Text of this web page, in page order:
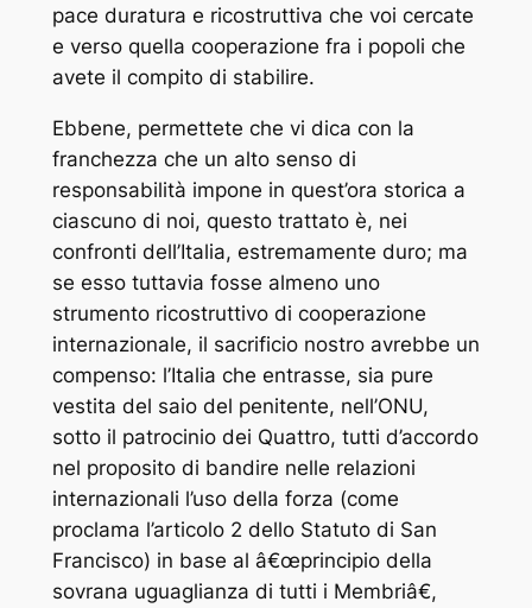
pace duratura e ricostruttiva che voi cercate
e verso quella cooperazione fra i popoli che
avete il compito di stabilire.
Ebbene, permettete che vi dica con la
franchezza che un alto senso di
responsabilità impone in quest’ora storica a
ciascuno di noi, questo trattato è, nei
confronti dell’Italia, estremamente duro; ma
se esso tuttavia fosse almeno uno
strumento ricostruttivo di cooperazione
internazionale, il sacrificio nostro avrebbe un
compenso: l’Italia che entrasse, sia pure
vestita del saio del penitente, nell’ONU,
sotto il patrocinio dei Quattro, tutti d’accordo
nel proposito di bandire nelle relazioni
internazionali l’uso della forza (come
proclama l’articolo 2 dello Statuto di San
Francisco) in base al â€œprincipio della
sovrana uguaglianza di tutti i Membriâ€,